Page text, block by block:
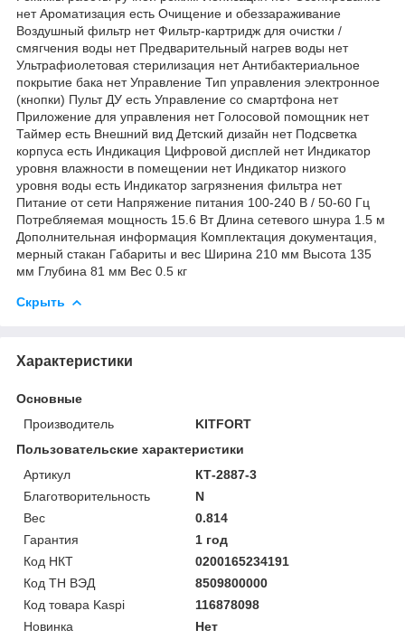
нет Ароматизация есть Очищение и обеззараживание
Воздушный фильтр нет Фильтр-картридж для очистки /
смягчения воды нет Предварительный нагрев воды нет
Ультрафиолетовая стерилизация нет Антибактериальное
покрытие бака нет Управление Тип управления электронное
(кнопки) Пульт ДУ есть Управление со смартфона нет
Приложение для управления нет Голосовой помощник нет
Таймер есть Внешний вид Детский дизайн нет Подсветка
корпуса есть Индикация Цифровой дисплей нет Индикатор
уровня влажности в помещении нет Индикатор низкого
уровня воды есть Индикатор загрязнения фильтра нет
Питание от сети Напряжение питания 100-240 В / 50-60 Гц
Потребляемая мощность 15.6 Вт Длина сетевого шнура 1.5 м
Дополнительная информация Комплектация документация,
мерный стакан Габариты и вес Ширина 210 мм Высота 135
мм Глубина 81 мм Вес 0.5 кг
Скрыть
Характеристики
Основные
Производитель
KITFORT
Пользовательские характеристики
Артикул
КТ-2887-3
Благотворительность
N
Вес
0.814
Гарантия
1 год
Код НКТ
0200165234191
Код ТН ВЭД
8509800000
Код товара Kaspi
116878098
Новинка
Нет